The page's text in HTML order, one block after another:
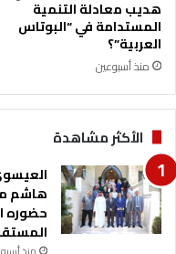
ء
ا
ل
ر
د
ي
ة
ا
ل
أ
ر
2
6
ف
ن
و
د
ل
ه
ي
ل
هديب معادلة التنمية
المستدامة في “البوتاس
العربية”؟
منذ أسبوعين
الأكثر مشاهدة
هاشم
حضوره